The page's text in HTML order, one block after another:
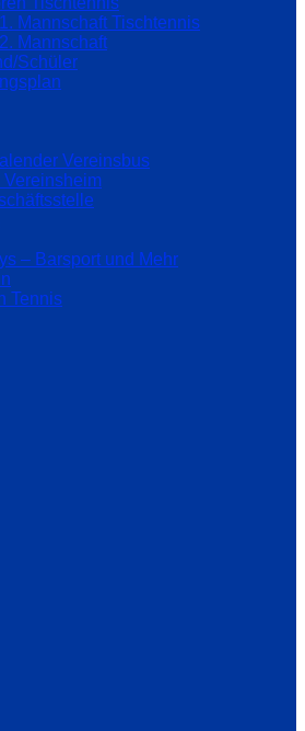
1. Mannschaft Tischtennis
2. Mannschaft
Schüler
Vereinsbus
– Barsport und Mehr
Tennis